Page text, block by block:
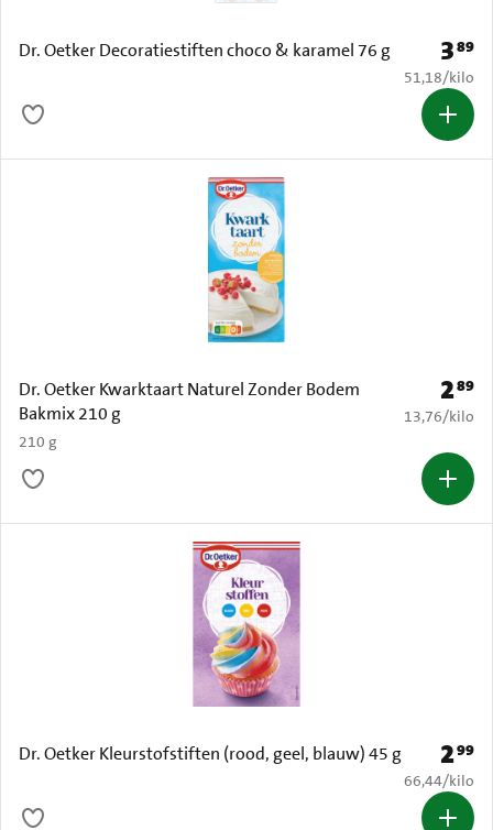
Dr. Oetker Decoratiestiften choco & karamel 76 g Prijs:
389
€ 51,18 per
51,18/kilo
Dr. Oetker Kwarktaart Naturel Zonder Bodem
Bakmix 210 g
210 g
Prijs:
289
€ 13,76 per
13,76/kilo
Dr. Oetker Kleurstofstiften (rood, geel, blauw) 45 g Prijs:
299
€ 66,44 per
66,44/kilo